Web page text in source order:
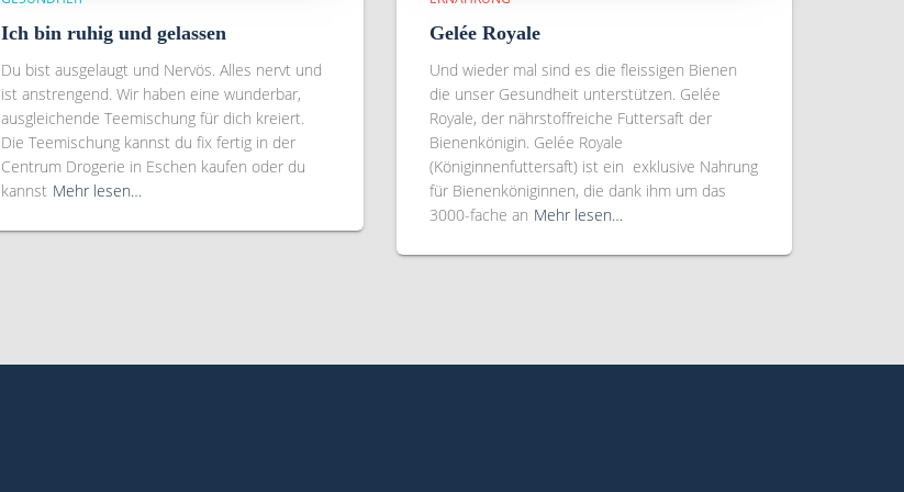
Ich bin ruhig und gelassen
Du bist ausgelaugt und Nervös. Alles nervt und
ist anstrengend. Wir haben eine wunderbar,
ausgleichende Teemischung für dich kreiert.
Die Teemischung kannst du fix fertig in der
Centrum Drogerie in Eschen kaufen oder du
kannst Mehr lesen…
Gelée Royale
Und wieder mal sind es die fleissigen Bienen
die unser Gesundheit unterstützen. Gelée
Royale, der nährstoffreiche Futtersaft der
Bienenkönigin. Gelée Royale
(Königinnenfuttersaft) ist ein exklusive Nahrung
für Bienenköniginnen, die dank ihm um das
3000-fache an Mehr lesen…